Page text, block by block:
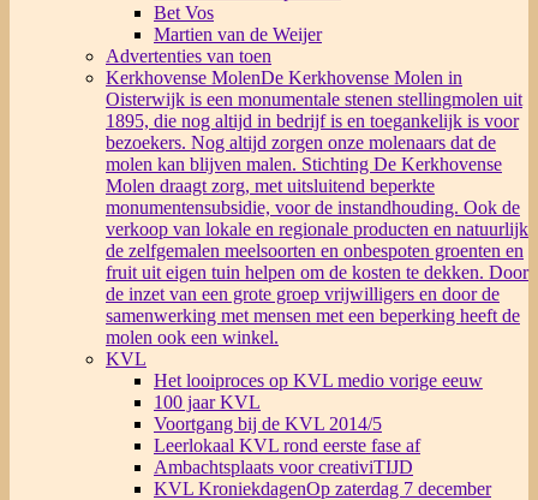
Bet Vos
Martien van de Weijer
Advertenties van toen
Kerkhovense MolenDe Kerkhovense Molen in
Oisterwijk is een monumentale stenen stellingmolen uit
1895, die nog altijd in bedrijf is en toegankelijk is voor
bezoekers. Nog altijd zorgen onze molenaars dat de
molen kan blijven malen. Stichting De Kerkhovense
Molen draagt zorg, met uitsluitend beperkte
monumentensubsidie, voor de instandhouding. Ook de
verkoop van lokale en regionale producten en natuurlijk
de zelfgemalen meelsoorten en onbespoten groenten en
fruit uit eigen tuin helpen om de kosten te dekken. Door
de inzet van een grote groep vrijwilligers en door de
samenwerking met mensen met een beperking heeft de
molen ook een winkel.
KVL
Het looiproces op KVL medio vorige eeuw
100 jaar KVL
Voortgang bij de KVL 2014/5
Leerlokaal KVL rond eerste fase af
Ambachtsplaats voor creativiTIJD
KVL KroniekdagenOp zaterdag 7 december